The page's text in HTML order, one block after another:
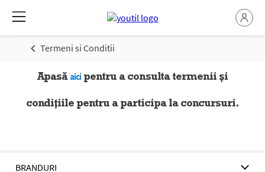
Termeni si Conditii
Apasăaicipentru a consulta termenii și
condițiile pentru a participa la concursuri.
BRANDURI